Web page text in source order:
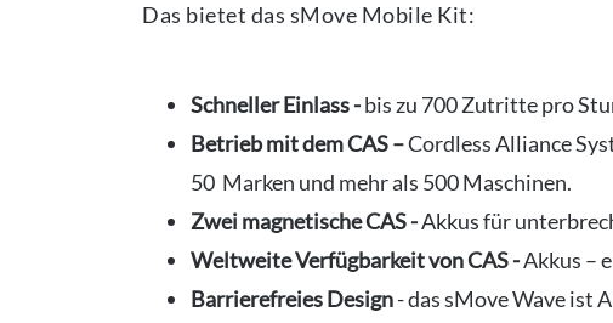
Das bietet das sMove Mobile Kit:
Schneller Einlass -bis zu 700 Zutritte pro
Betrieb mit dem CAS –Cordless Alliance
50 Marken und mehr als 500 Maschinen.
Zwei magnetische CAS -Akkus für
Weltweite Verfügbarkeit von CAS -Akkus –
Barrierefreies Design- das sMove Wave ist